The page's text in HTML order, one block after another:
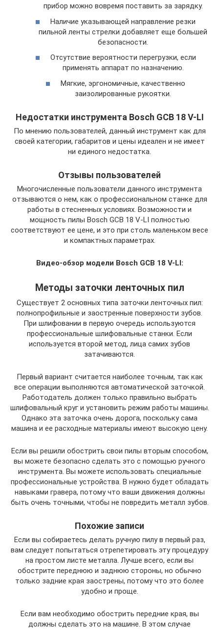
прибор можно вовремя поставить за зарядку.
Наличие указывающей направление резки
пильной ленты стрелки добавляет еще большей
безопасности.
Отсутствие вероятности перегрузки, если
применять аппарат по назначению.
Мягкие, эргономичные, качественно
заизолированные рукоятки.
Недостатки инструмента Bosch GCB 18 V-LI
По мнению пользователей, данный инструмент как для
своей категории, габаритов и цены идеален и не имеет
ни единого недостатка.
Отзывы пользователей
Многочисленные пользователи данного инструмента
отзываются о нем, как о профессиональном станке для
работы в стесненных условиях. Возможности и
мощность пилы Bosch GCB 18 V-LI полностью
соответствуют ее цене, и это при столь маленьком весе
и компактных параметрах.
Видео-обзор модели Bosch GCB 18 V-LI:
Методы заточки ленточных пил
Существует 2 основных типа заточки ленточных пил:
полнопрофильные и заостренные поверхности зубов.
При шлифовании в первую очередь используются
профессиональные шлифовальные станки. Если
используется второй метод, лица самих зубов
затачиваются.
Первый вариант считается наиболее точным, так как
все операции выполняются автоматической заточкой.
Работодатель должен только правильно выбрать
шлифовальный круг и установить режим работы машины.
Однако эта заточка очень дорога, поскольку сама
машина и ее расходные материалы имеют высокую цену.
Если вы решили обострить свои пилы вторым способом,
вы можете безопасно сделать это с помощью ручного
инструмента. Вы можете использовать специальные
профессиональные устройства. В нужно будет обладать
навыками гравера, потому что ваши движения должны
быть очень точными, чтобы не повредить металл зубов.
Похожие записи
Если вы собираетесь делать ручную пилу в первый раз,
вам следует попытаться отрепетировать эту процедуру
на простом листе металла. Лучше всего, если вы
обострите переднюю и заднюю стороны, но обычно
только задние края заострены, потому что это более
удобно и проще.
Если вам необходимо обострить передние края, вы
должны сделать это на машине. В этом случае